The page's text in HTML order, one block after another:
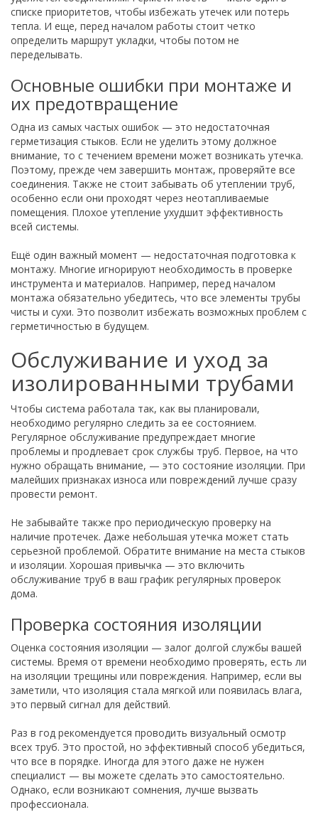
списке приоритетов, чтобы избежать утечек или потерь
тепла. И еще, перед началом работы стоит четко
определить маршрут укладки, чтобы потом не
переделывать.
Основные ошибки при монтаже и
их предотвращение
Одна из самых частых ошибок — это недостаточная
герметизация стыков. Если не уделить этому должное
внимание, то с течением времени может возникать утечка.
Поэтому, прежде чем завершить монтаж, проверяйте все
соединения. Также не стоит забывать об утеплении труб,
особенно если они проходят через неотапливаемые
помещения. Плохое утепление ухудшит эффективность
всей системы.
Ещё один важный момент — недостаточная подготовка к
монтажу. Многие игнорируют необходимость в проверке
инструмента и материалов. Например, перед началом
монтажа обязательно убедитесь, что все элементы трубы
чисты и сухи. Это позволит избежать возможных проблем с
герметичностью в будущем.
Обслуживание и уход за
изолированными трубами
Чтобы система работала так, как вы планировали,
необходимо регулярно следить за ее состоянием.
Регулярное обслуживание предупреждает многие
проблемы и продлевает срок службы труб. Первое, на что
нужно обращать внимание, — это состояние изоляции. При
малейших признаках износа или повреждений лучше сразу
провести ремонт.
Не забывайте также про периодическую проверку на
наличие протечек. Даже небольшая утечка может стать
серьезной проблемой. Обратите внимание на места стыков
и изоляции. Хорошая привычка — это включить
обслуживание труб в ваш график регулярных проверок
дома.
Проверка состояния изоляции
Оценка состояния изоляции — залог долгой службы вашей
системы. Время от времени необходимо проверять, есть ли
на изоляции трещины или повреждения. Например, если вы
заметили, что изоляция стала мягкой или появилась влага,
это первый сигнал для действий.
Раз в год рекомендуется проводить визуальный осмотр
всех труб. Это простой, но эффективный способ убедиться,
что все в порядке. Иногда для этого даже не нужен
специалист — вы можете сделать это самостоятельно.
Однако, если возникают сомнения, лучше вызвать
профессионала.